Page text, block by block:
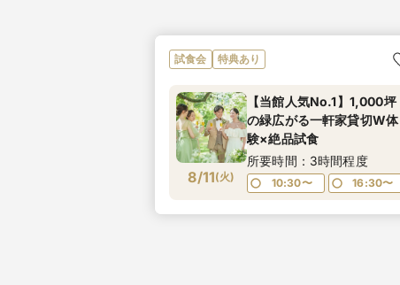
試食会 特典あり
8/11(火)
【当館人気No.1】1,000坪
の緑広がる一軒家貸切W体
験×絶品試食
所要時間：3時間程度
10:30〜 16:30〜